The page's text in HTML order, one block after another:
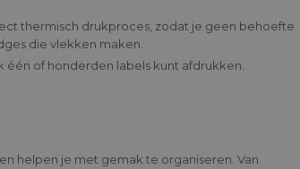
thermisch drukproces, zodat je geen behoefte
die vlekken maken.
of honderden labels kunt afdrukken.
helpen je met gemak te organiseren. Van